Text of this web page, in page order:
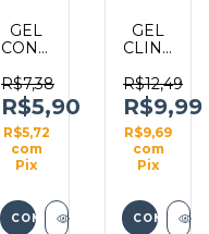
GEL
CONDUTOR
ESTÉRIL
SACHÊ
20G
R$7,38
R$5,90
R$5,72
com
Pix
GEL
CLINICO
INCOLOR
1KG
FRASCO
R$12,49
R$9,99
R$9,69
com
Pix